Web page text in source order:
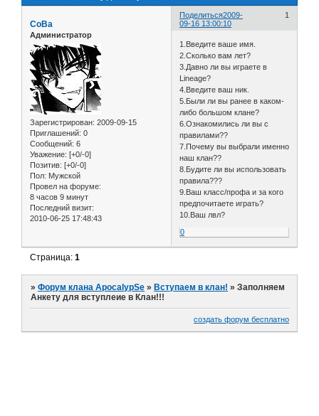
Поделиться 1
2009-
09-16 13:00:10
СоВа
Администратор
Зарегистрирован: 2009-09-15
Приглашений: 0
Сообщений: 6
Уважение: [+0/-0]
Позитив: [+0/-0]
Пол: Мужской
Провел на форуме:
8 часов 9 минут
Последний визит:
2010-06-25 17:48:43
1.Введите ваше имя.
2.Сколько вам лет?
3.Давно ли вы играете в
Lineage?
4.Введите ваш ник.
5.Были ли вы ранее в каком-
либо большом клане?
6.Ознакомились ли вы с
правилами??
7.Почему вы выбрали именно
наш клан??
8.Будите ли вы использовать
правила???
9.Ваш класс/профа и за кого
предпочитаете играть?
10.Ваш лвл?
0
Страница:1
»Форум клана ApocalypSe »Вступаем в клан! »Заполняем
Анкету для вступлеие в Клан!!!
создать форум бесплатно